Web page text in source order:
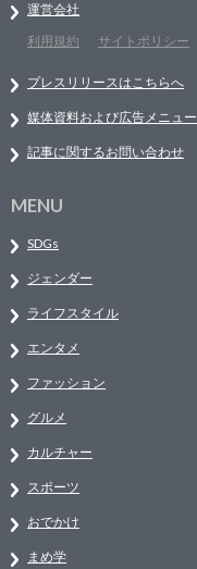
運営会社
利用規約
サイトポリシー
プレスリリースはこちらへ
媒体資料および広告メニュー
記事に関するお問い合わせ
MENU
SDGs
ジェンダー
ライフスタイル
エンタメ
ファッション
グルメ
カルチャー
スポーツ
おでかけ
まめ学